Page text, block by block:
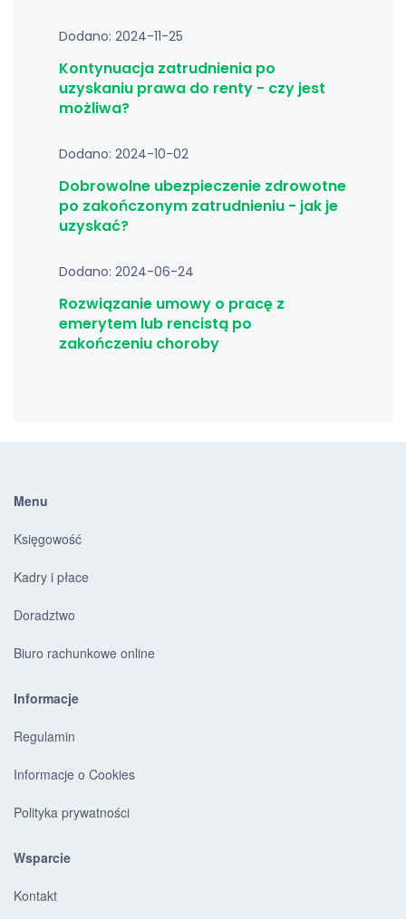
Dodano: 2024-11-25
Kontynuacja zatrudnienia po
uzyskaniu prawa do renty - czy jest
możliwa?
Dodano: 2024-10-02
Dobrowolne ubezpieczenie zdrowotne
po zakończonym zatrudnieniu - jak je
uzyskać?
Dodano: 2024-06-24
Rozwiązanie umowy o pracę z
emerytem lub rencistą po
zakończeniu choroby
Menu
Księgowość
Kadry i płace
Doradztwo
Biuro rachunkowe online
Informacje
Regulamin
Informacje o Cookies
Polityka prywatności
Wsparcie
Kontakt